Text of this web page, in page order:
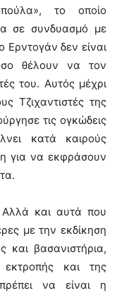
το οποίο
σε συνδυασμό με
Ερντογάν δεν είναι
θέλουν να τον
του. Αυτός μέχρι
Τζιχαντιστές της
τις ογκώδεις
κατά καιρούς
για να εκφράσουν
και αυτά που
με την εκδίκηση
και βασανιστήρια,
και της
να είναι η